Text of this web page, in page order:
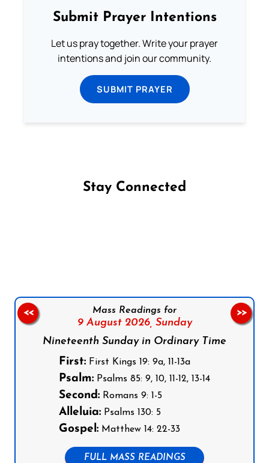
Submit Prayer Intentions
Let us pray together. Write your prayer
intentions and join our community.
SUBMIT PRAYER
Stay Connected
Mass Readings for
9 August 2026, Sunday
Nineteenth Sunday in Ordinary Time
First: First Kings 19: 9a, 11-13a
Psalm: Psalms 85: 9, 10, 11-12, 13-14
Second: Romans 9: 1-5
Alleluia: Psalms 130: 5
Gospel: Matthew 14: 22-33
FULL MASS READINGS
<< >>